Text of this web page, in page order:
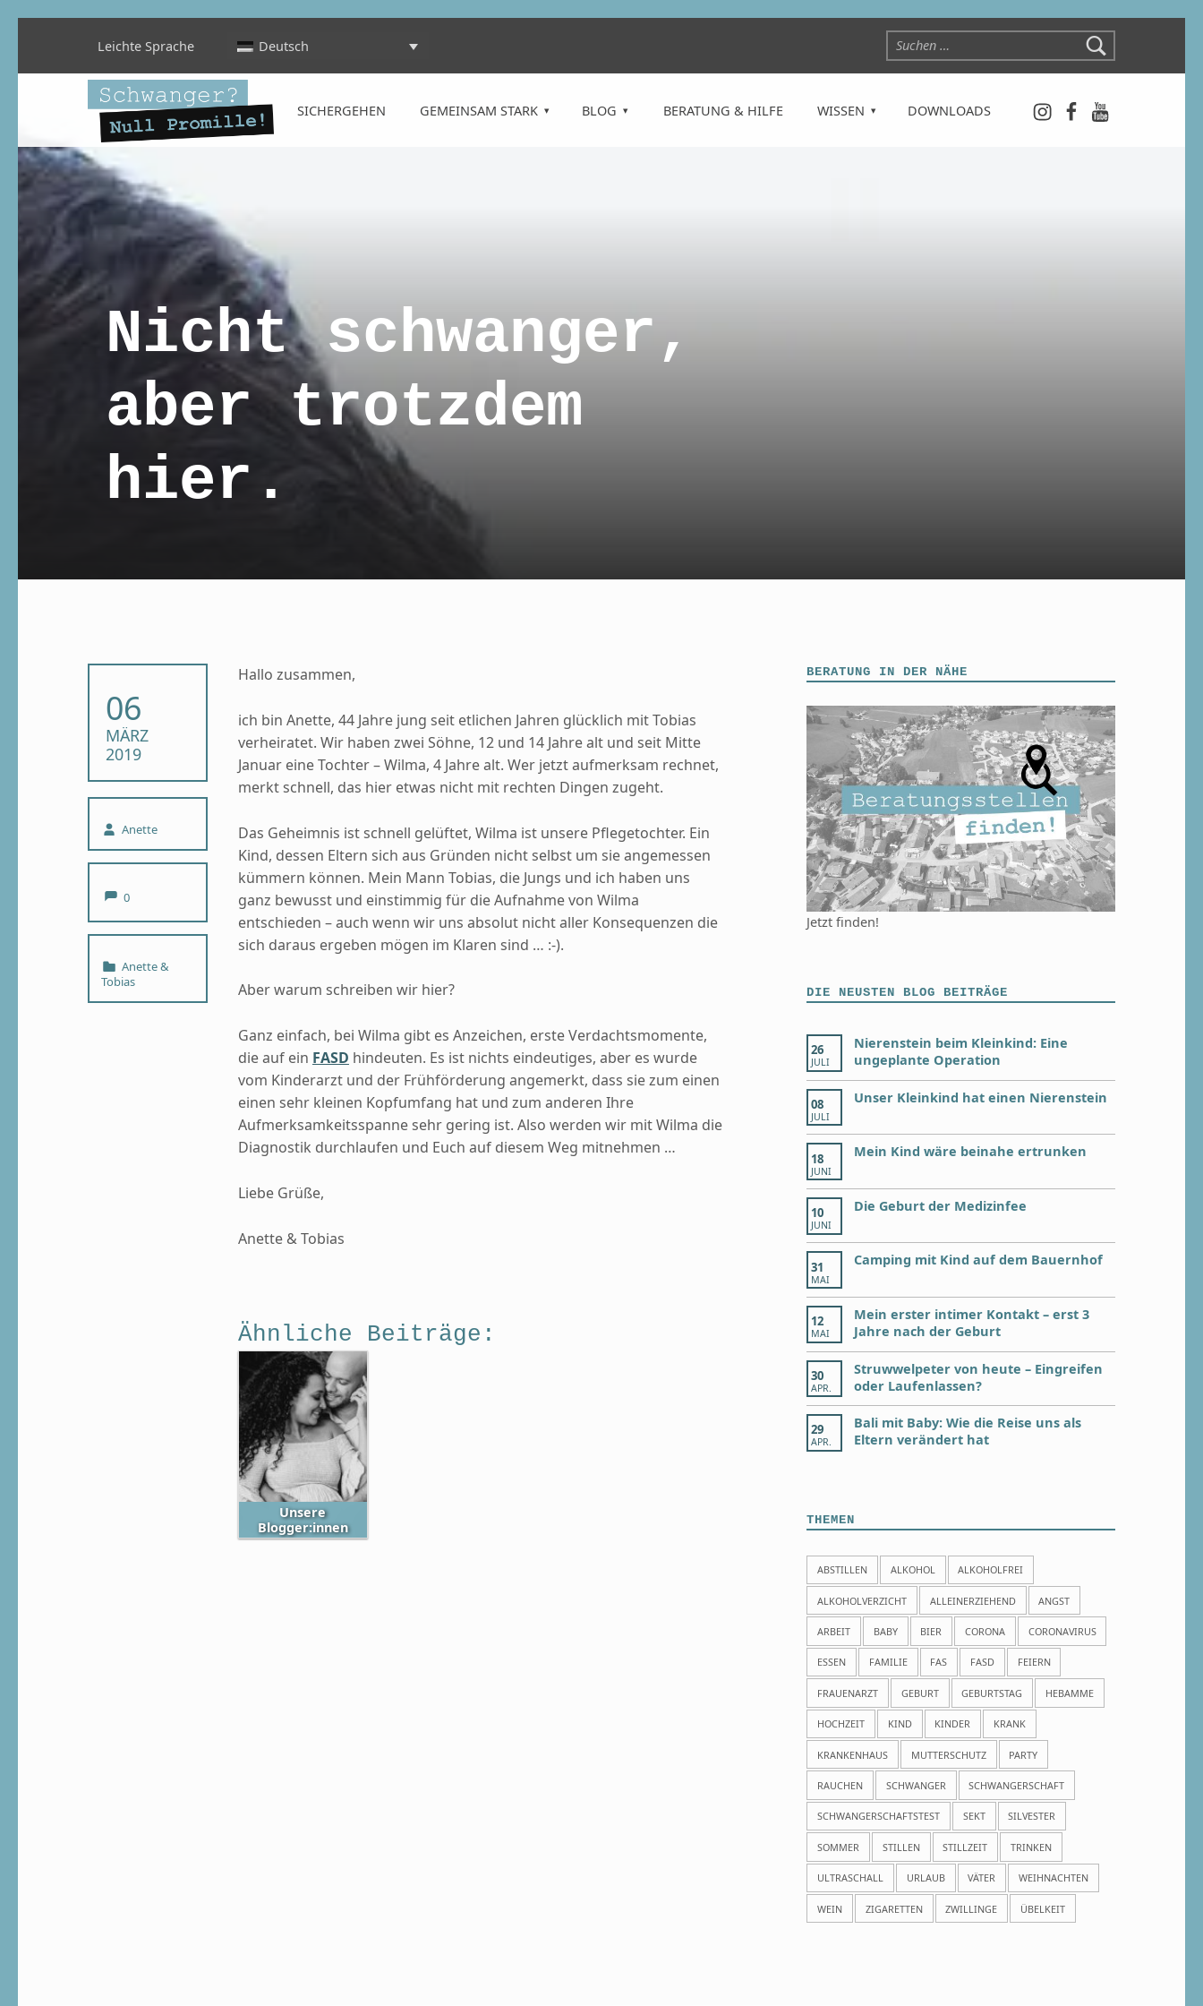
SICHERGEHEN GEMEINSAM STARK BLOG BERATUNG & HILFE WISSEN DOWNLOADS
Instagram
Facebook
YouTube
Leichte Sprache Deutsch
Nicht schwanger,
aber trotzdem
hier.
06
MÄRZ
2019
Written by:
Anette
0
Categorized in:
Anette &
Tobias
Hallo zusammen,
ich bin Anette, 44 Jahre jung seit etlichen Jahren glücklich mit Tobias
verheiratet. Wir haben zwei Söhne, 12 und 14 Jahre alt und seit Mitte
Januar eine Tochter – Wilma, 4 Jahre alt. Wer jetzt aufmerksam rechnet,
merkt schnell, das hier etwas nicht mit rechten Dingen zugeht.
Das Geheimnis ist schnell gelüftet, Wilma ist unsere Pflegetochter. Ein
Kind, dessen Eltern sich aus Gründen nicht selbst um sie angemessen
kümmern können. Mein Mann Tobias, die Jungs und ich haben uns
ganz bewusst und einstimmig für die Aufnahme von Wilma
entschieden – auch wenn wir uns absolut nicht aller Konsequenzen die
sich daraus ergeben mögen im Klaren sind … :-).
Aber warum schreiben wir hier?
Ganz einfach, bei Wilma gibt es Anzeichen, erste Verdachtsmomente,
die auf ein FASD hindeuten. Es ist nichts eindeutiges, aber es wurde
vom Kinderarzt und der Frühförderung angemerkt, dass sie zum einen
einen sehr kleinen Kopfumfang hat und zum anderen Ihre
Aufmerksamkeitsspanne sehr gering ist. Also werden wir mit Wilma die
Diagnostik durchlaufen und Euch auf diesem Weg mitnehmen …
Liebe Grüße,
Anette & Tobias
Ähnliche Beiträge:
Unsere
Blogger:innen
BERATUNG IN DER NÄHE
Jetzt finden!
DIE NEUSTEN BLOG BEITRÄGE
26
JULI
Nierenstein beim Kleinkind: Eine
ungeplante Operation
08
JULI
Unser Kleinkind hat einen Nierenstein
18
JUNI
Mein Kind wäre beinahe ertrunken
10
JUNI
Die Geburt der Medizinfee
31
MAI
Camping mit Kind auf dem Bauernhof
12
MAI
Mein erster intimer Kontakt – erst 3
Jahre nach der Geburt
30
APR.
Struwwelpeter von heute – Eingreifen
oder Laufenlassen?
29
APR.
Bali mit Baby: Wie die Reise uns als
Eltern verändert hat
THEMEN
ABSTILLEN ALKOHOL ALKOHOLFREI
ALKOHOLVERZICHT ALLEINERZIEHEND ANGST
ARBEIT BABY BIER CORONA CORONAVIRUS
ESSEN FAMILIE FAS FASD FEIERN
FRAUENARZT GEBURT GEBURTSTAG HEBAMME
HOCHZEIT KIND KINDER KRANK
KRANKENHAUS MUTTERSCHUTZ PARTY
RAUCHEN SCHWANGER SCHWANGERSCHAFT
SCHWANGERSCHAFTSTEST SEKT SILVESTER
SOMMER STILLEN STILLZEIT TRINKEN
ULTRASCHALL URLAUB VÄTER WEIHNACHTEN
WEIN ZIGARETTEN ZWILLINGE ÜBELKEIT